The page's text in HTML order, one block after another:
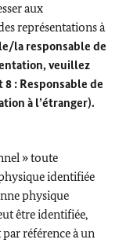
aux
représentations à
la responsable de
veuillez
: Responsable de
à l’étranger).
» toute
identifiée
physique
être identifiée,
référence à un